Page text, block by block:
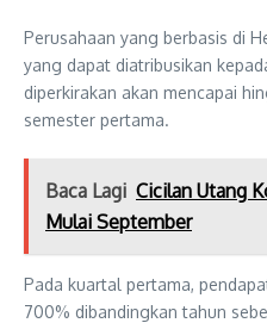
Perusahaan yang berbasis di
yang dapat diatribusikan
diperkirakan akan mencapai
semester pertama.
Baca Lagi Cicilan Utang
Mulai September
Pada kuartal pertama,
700% dibandingkan tahun